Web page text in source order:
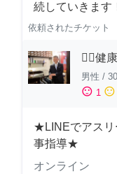
続していきま
依頼されたチケット
🏋️‍♂️健
男性 /
sentiment_satisfied 1 sentiment_neutral
★LINEでアスリ
事指導★
オンライン